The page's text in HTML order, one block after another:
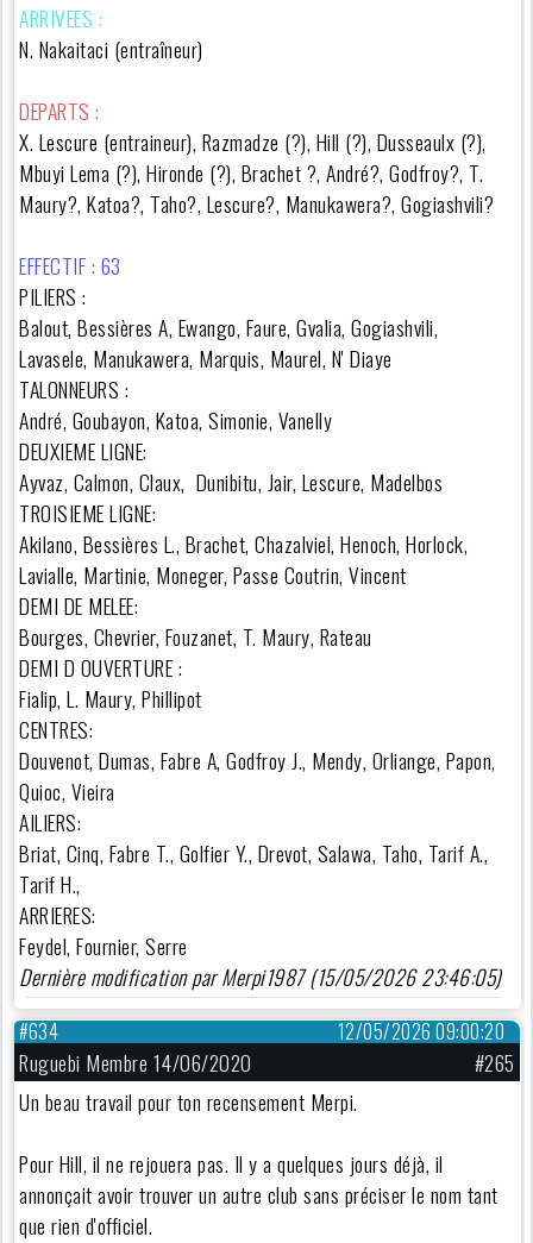
ARRIVEES :
N. Nakaitaci (entraîneur)
DEPARTS :
X. Lescure (entraineur), Razmadze (?), Hill (?), Dusseaulx (?),
Mbuyi Lema (?), Hironde (?), Brachet ?, André?, Godfroy?, T.
Maury?, Katoa?, Taho?, Lescure?, Manukawera?, Gogiashvili?
EFFECTIF : 63
PILIERS :
Balout, Bessières A, Ewango, Faure, Gvalia, Gogiashvili,
Lavasele, Manukawera, Marquis, Maurel, N' Diaye
TALONNEURS :
André, Goubayon, Katoa, Simonie, Vanelly
DEUXIEME LIGNE:
Ayvaz, Calmon, Claux, Dunibitu, Jair, Lescure, Madelbos
TROISIEME LIGNE:
Akilano, Bessières L., Brachet, Chazalviel, Henoch, Horlock,
Lavialle, Martinie, Moneger, Passe Coutrin, Vincent
DEMI DE MELEE:
Bourges, Chevrier, Fouzanet, T. Maury, Rateau
DEMI D OUVERTURE :
Fialip, L. Maury, Phillipot
CENTRES:
Douvenot, Dumas, Fabre A, Godfroy J., Mendy, Orliange, Papon,
Quioc, Vieira
AILIERS:
Briat, Cinq, Fabre T., Golfier Y., Drevot, Salawa, Taho, Tarif A.,
Tarif H.,
ARRIERES:
Feydel, Fournier, Serre
Dernière modification par Merpi1987 (15/05/2026 23:46:05)
12/05/2026 09:00:20
#634
Ruguebi Membre 14/06/2020
#265
Un beau travail pour ton recensement Merpi.
Pour Hill, il ne rejouera pas. Il y a quelques jours déjà, il
annonçait avoir trouver un autre club sans préciser le nom tant
que rien d'officiel.